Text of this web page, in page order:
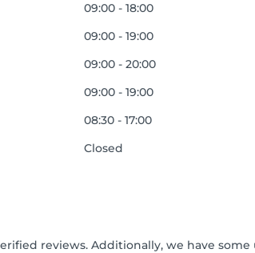
09:00 - 18:00
09:00 - 19:00
09:00 - 20:00
09:00 - 19:00
08:30 - 17:00
Closed
reviews. Additionally, we have